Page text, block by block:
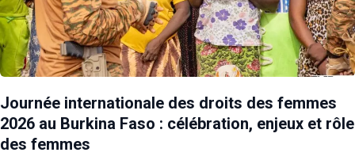
Journée internationale des droits des femmes
2026 au Burkina Faso : célébration, enjeux et rôle
des femmes